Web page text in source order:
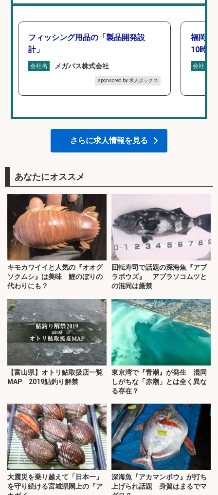
フィッシング用品の「製品開発設
計」
会社名 メガバス株式会社
sponsored by 求人ボックス
福岡「
10時間
会社名
さらに求人情報を見る
あなたにオススメ
キモカワイイと人気の『オオグ
ソクムシ』は美味 鯉のぼりの
代わりにも？
回転寿司で話題の深海魚『アブ
ラボウズ』 アブラソコムツと
の混同は厳禁
【富山県】オトリ鮎取扱店一覧
MAP 2019鮎釣り解禁
東京湾で『青潮』が発生 混同
しがちな「赤潮」とは全く異な
る存在？
大震災を乗り越えて「日本一」
を守り続ける宮城県閖上の『ア
深海魚『アカマンボウ』が打ち
上げられ話題 身質はまるでマ